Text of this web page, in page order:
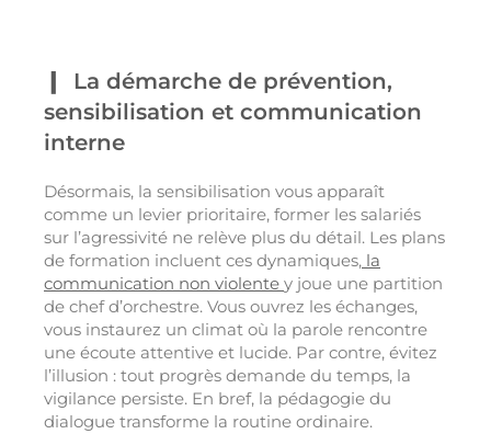
La démarche de prévention,
sensibilisation et communication
interne
Désormais, la sensibilisation vous apparaît
comme un levier prioritaire, former les salariés
sur l’agressivité ne relève plus du détail. Les plans
de formation incluent ces dynamiques, la
communication non violente y joue une partition
de chef d’orchestre. Vous ouvrez les échanges,
vous instaurez un climat où la parole rencontre
une écoute attentive et lucide. Par contre, évitez
l’illusion : tout progrès demande du temps, la
vigilance persiste. En bref, la pédagogie du
dialogue transforme la routine ordinaire.